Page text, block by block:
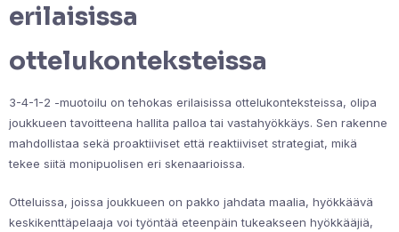
erilaisissa
ottelukonteksteissa
3-4-1-2 -muotoilu on tehokas erilaisissa ottelukonteksteissa, olipa
joukkueen tavoitteena hallita palloa tai vastahyökkäys. Sen rakenne
mahdollistaa sekä proaktiiviset että reaktiiviset strategiat, mikä
tekee siitä monipuolisen eri skenaarioissa.
Otteluissa, joissa joukkueen on pakko jahdata maalia, hyökkäävä
keskikenttäpelaaja voi työntää eteenpäin tukeakseen hyökkääjiä,